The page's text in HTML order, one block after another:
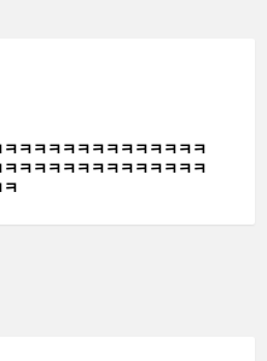
ㅋㅋㅋㅋㅋㅋㅋㅋㅋㅋㅋㅋㅋㅋㅋㅋㅋ
ㅋㅋㅋㅋㅋㅋㅋㅋㅋㅋㅋㅋㅋ